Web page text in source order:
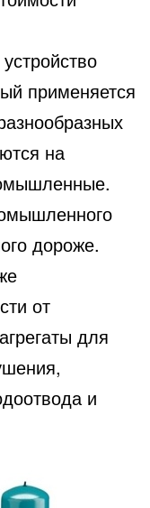
применяется
на
дороже.
от
для
и